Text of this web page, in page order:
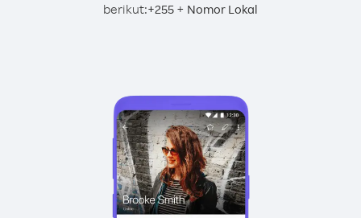
berikut:+255 + Nomor Lokal